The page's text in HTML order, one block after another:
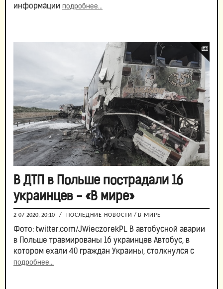
информации подробнее...
В ДТП в Польше пострадали 16
украинцев - «В мире»
2-07-2020, 20:10 / ПОСЛЕДНИЕ НОВОСТИ / В МИРЕ
Фото: twitter.com/JWieczorekPL В автобусной аварии
в Польше травмированы 16 украинцев Автобус, в
котором ехали 40 граждан Украины, столкнулся с
подробнее...